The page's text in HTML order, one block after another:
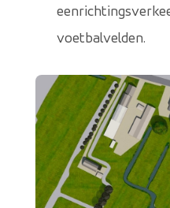
voetbalvelden.